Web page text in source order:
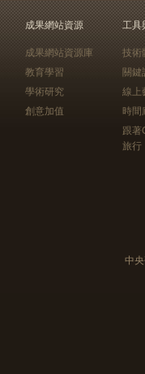
成果網站資源
成果網站資源庫
教育學習
學術研究
創意加值
工具
技術
關鍵
線上
時間
跟
旅行
中